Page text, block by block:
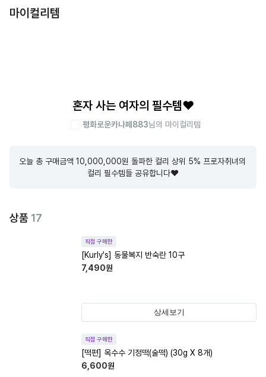
마이컬리템
혼자 사는 여자의 필수템❤️
평화로운카나페883님의 마이컬리템
오늘 총 구매금액 10,000,000원 돌파한 컬리 상위 5% 프로자취녀의
컬리 필수템들 공유합니다❤️
상품 17
직접 구매한
[Kurly's] 동물복지 반숙란 10구
7,490원
상세보기
직접 구매한
[떡편] 옥수수 기정떡(술떡) (30g X 8개)
6,600원